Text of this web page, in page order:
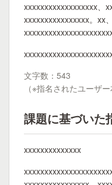
xxxxxxxxxxxxxxxxxx、
xxxxxxxxxxxxxxxx。xx、
文字数：543
（※指名されたユーザ
課題に基づいた
xxxxxxxxxxxxxx